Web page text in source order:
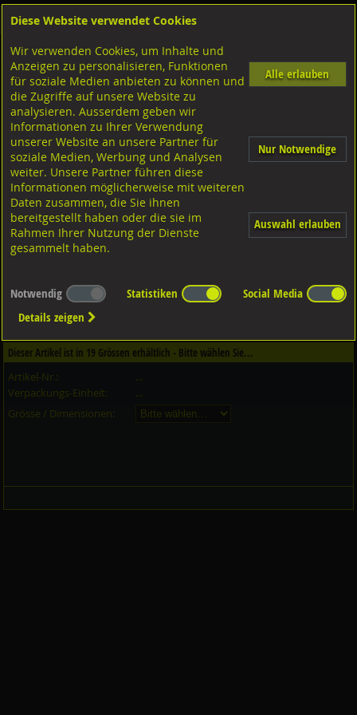
Shop Dübeltechnik Rahmendübel/Nageldübel
NageldübelStahl verzinkt, ND
Dieser Artikel ist in 1Qualitäten erhältlich - Bitte wählen Sie...
Qualität / Oberfläche
Dieser Artikel ist in 19 Grössen erhältlich - Bitte wählen Sie...
Artikel-Nr.:
...
Verpackungs-Einheit:
...
Grösse / Dimensionen:
Diese Website verwendet Cookies
Wir verwenden Cookies, um Inhalte und
Anzeigen zu personalisieren, Funktionen
für soziale Medien anbieten zu können und
die Zugriffe auf unsere Website zu
analysieren. Ausserdem geben wir
Informationen zu Ihrer Verwendung
unserer Website an unsere Partner für
soziale Medien, Werbung und Analysen
weiter. Unsere Partner führen diese
Informationen möglicherweise mit weiteren
Daten zusammen, die Sie ihnen
bereitgestellt haben oder die sie im
Rahmen Ihrer Nutzung der Dienste
gesammelt haben.
Alle erlauben
Nur Notwendige
Auswahl erlauben
Notwendig Statistiken
Social Media
Details zeigen